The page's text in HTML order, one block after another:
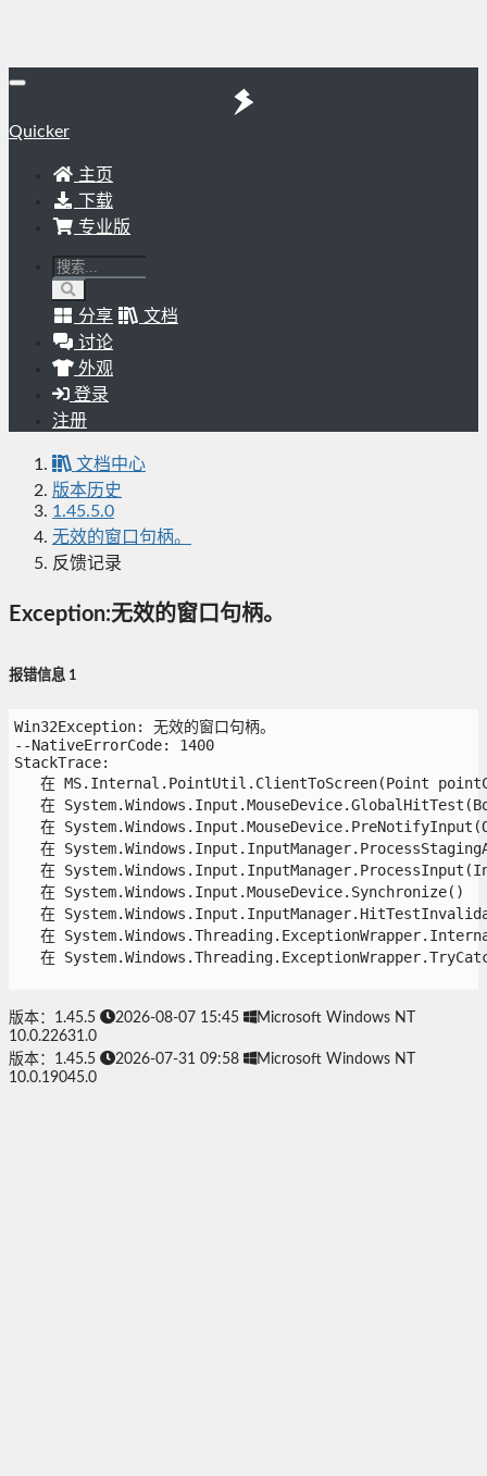
Quicker
主页
下载
专业版
分享
文档
讨论
外观
登录
注册
文档中心
版本历史
1.45.5.0
无效的窗口句柄。
反馈记录
Exception:无效的窗口句柄。
报错信息 1
Win32Exception: 无效的窗口句柄。
--NativeErrorCode: 1400
StackTrace:
在 MS.Internal.PointUtil.ClientToScreen(Point
在
在
在
在
   在 System.Windows.Input.MouseDevice.Synchronize()
在
在
在
版本：1.45.5 2026-08-07 15:45
Microsoft Windows NT
10.0.22631.0
版本：1.45.5
2026-07-31 09:58
Microsoft Windows NT
10.0.19045.0